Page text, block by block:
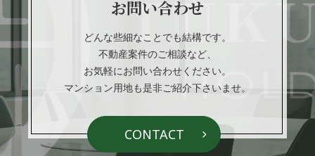
お問い合わせ
どんな些細なことでも結構です。
不動産案件のご相談など、
お気軽にお問い合わせください。
マンション用地も是非ご紹介下さいませ。
CONTACT